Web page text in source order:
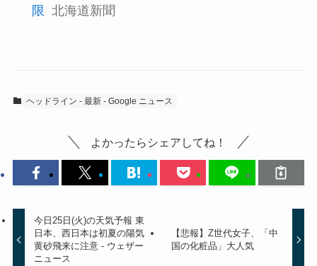
限 北海道新聞
ヘッドライン - 最新 - Google ニュース
よかったらシェアしてね！
今日25日(火)の天気予報 東
日本、西日本は初夏の陽気
黄砂飛来に注意 - ウェザー
ニュース
【悲報】Z世代女子、「中
国の化粧品」大人気